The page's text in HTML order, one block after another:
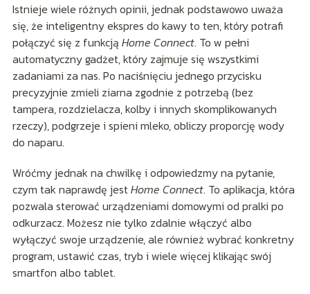
Istnieje wiele różnych opinii, jednak podstawowo uważa
się, że inteligentny ekspres do kawy to ten, który potrafi
połączyć się z funkcją Home Connect. To w pełni
automatyczny gadżet, który zajmuje się wszystkimi
zadaniami za nas. Po naciśnięciu jednego przycisku
precyzyjnie zmieli ziarna zgodnie z potrzebą (bez
tampera, rozdzielacza, kolby i innych skomplikowanych
rzeczy), podgrzeje i spieni mleko, obliczy proporcję wody
do naparu.
Wróćmy jednak na chwilkę i odpowiedzmy na pytanie,
czym tak naprawdę jestHome Connect. To aplikacja, która
pozwala sterować urządzeniami domowymi od pralki po
odkurzacz. Możesz nie tylko zdalnie włączyć albo
wyłączyć swoje urządzenie, ale również wybrać konkretny
program, ustawić czas, tryb i wiele więcej klikając swój
smartfon albo tablet.